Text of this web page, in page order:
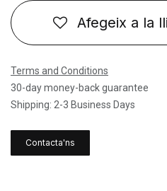
Afegeix a la
Terms and Conditions
30-day money-back guarantee
Shipping: 2-3 Business Days
Contacta'ns